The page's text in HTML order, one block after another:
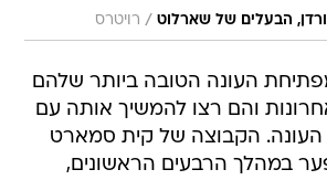
הבעלים של שארלוט / רויטרס
העונה הטובה ביותר שלהם
והם רצו להמשיך אותה עם
העונה. הקבוצה של קית סמארט
במהלך הרבעים הראשונים,